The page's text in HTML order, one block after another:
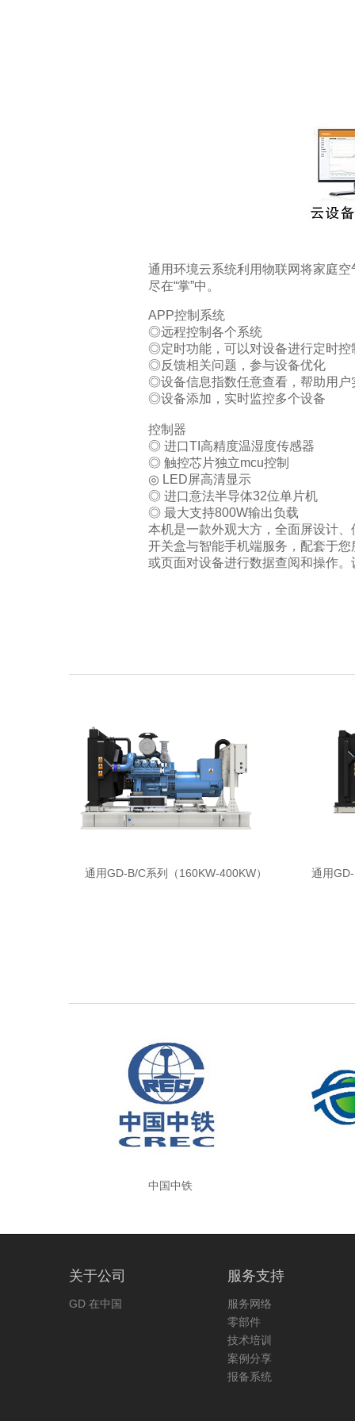
通用环境云系统利用物联网将家庭
尽在“掌”中。
APP控制系统
◎远程控制各个系统
◎定时功能，可以对设备进行定时控
◎反馈相关问题，参与设备优化
◎设备信息指数任意查看，帮助用户
◎设备添加，实时监控多个设备
控制器
◎ 进口TI高精度温湿度传感器
◎ 触控芯片独立mcu控制
◎ LED屏高清显示
◎ 进口意法半导体32位单片机
◎ 最大支持800W输出负载
本机是一款外观大方，全面屏设计
开关盒与智能手机端服务，配套于
或页面对设备进行数据查阅和操作
通用GD-B/C系列（160KW-400KW） 通用
中国中铁
关于公司
GD 在中国
服务支持
服务网络
零部件
技术培训
案例分享
报备系统